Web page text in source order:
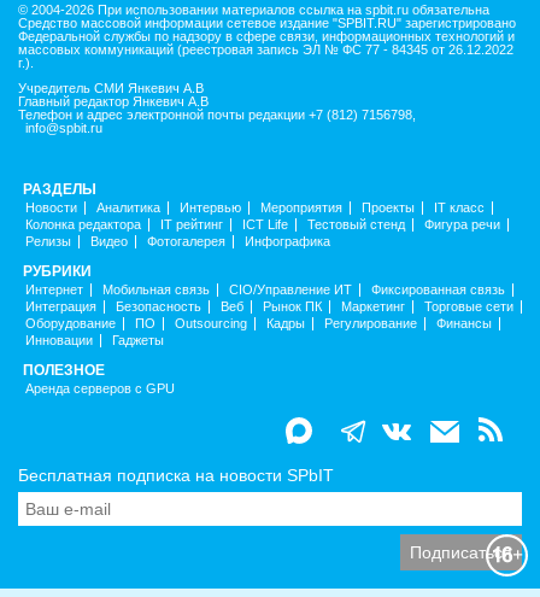
© 2004-2026 При использовании материалов ссылка на spbit.ru обязательна
Средство массовой информации сетевое издание "SPBIT.RU" зарегистрировано
Федеральной службы по надзору в сфере связи, информационных технологий и
массовых коммуникаций (реестровая запись ЭЛ № ФС 77 - 84345 от 26.12.2022
г.).
Учредитель СМИ Янкевич А.В
Главный редактор Янкевич А.В
Телефон и адрес электронной почты редакции +7 (812) 7156798,
info@spbit.ru
РАЗДЕЛЫ
Новости Аналитика Интервью Мероприятия Проекты
IT класс
Колонка редактора
IT рейтинг ICT Life Тестовый стенд
Фигура речи
Релизы
Видео Фотогалерея Инфографика
РУБРИКИ
Интернет Мобильная связь CIO/Управление ИТ
Фиксированная связь
Интеграция
Безопасность Веб Рынок ПК Маркетинг
Торговые сети
Оборудование
ПО Outsourcing Кадры Регулирование
Финансы
Инновации
Гаджеты
ПОЛЕЗНОЕ
Аренда серверов с GPU
Бесплатная подписка на новости SPbIT